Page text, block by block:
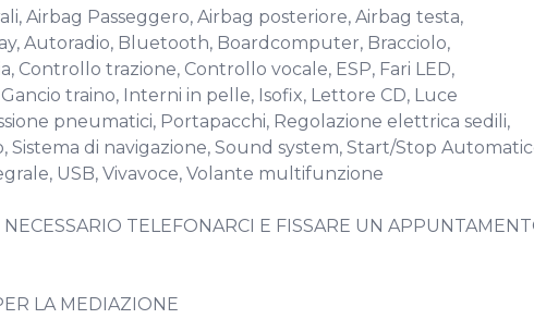
Airbag Passeggero, Airbag posteriore, Airbag testa,
Autoradio, Bluetooth, Boardcomputer, Bracciolo,
trazione, Controllo vocale, ESP, Fari LED,
traino, Interni in pelle, Isofix, Lettore CD, Luce
pneumatici, Portapacchi, Regolazione elettrica sedili,
Sistema di navigazione, Sound system, Start/Stop
USB, Vivavoce, Volante multifunzione
TELEFONARCI E FISSARE UN
LA MEDIAZIONE